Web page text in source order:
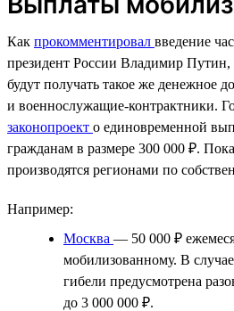
Как прокомментировал введение
президент России Владимир
будут получать такое же денежное
и военнослужащие-контрактники.
законопроект о единовременной
гражданам в размере 300 000 ₽.
производятся регионами по
Например:
Москва — 50 000 ₽
мобилизованному. В
гибели предусмотрена
до 3 000 000 ₽.